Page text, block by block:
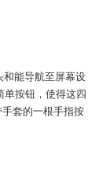
和能导航至屏幕设
单按钮，使得这四
套的一根手指按